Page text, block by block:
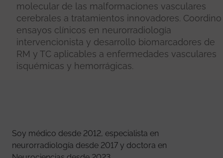
molecular de las malformaciones vasculares
cerebrales a tratamientos innovadores. Coordino
ensayos clínicos en neurorradiología
intervencionista y desarrollo biomarcadores de
RM y TC aplicables a enfermedades vasculares
isquémicas y hemorrágicas.
Soy médico desde 2012, especialista en
neurorradiología desde 2017 y doctora en